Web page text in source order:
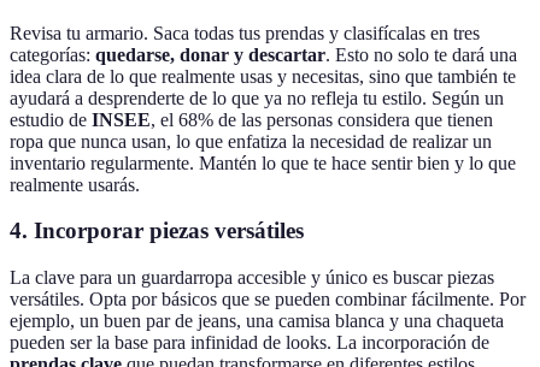
Revisa tu armario. Saca todas tus prendas y clasifícalas en tres
categorías: quedarse, donar y descartar. Esto no solo te dará una
idea clara de lo que realmente usas y necesitas, sino que también te
ayudará a desprenderte de lo que ya no refleja tu estilo. Según un
estudio de INSEE, el 68% de las personas considera que tienen
ropa que nunca usan, lo que enfatiza la necesidad de realizar un
inventario regularmente. Mantén lo que te hace sentir bien y lo que
realmente usarás.
4. Incorporar piezas versátiles
La clave para un guardarropa accesible y único es buscar piezas
versátiles. Opta por básicos que se pueden combinar fácilmente. Por
ejemplo, un buen par de jeans, una camisa blanca y una chaqueta
pueden ser la base para infinidad de looks. La incorporación de